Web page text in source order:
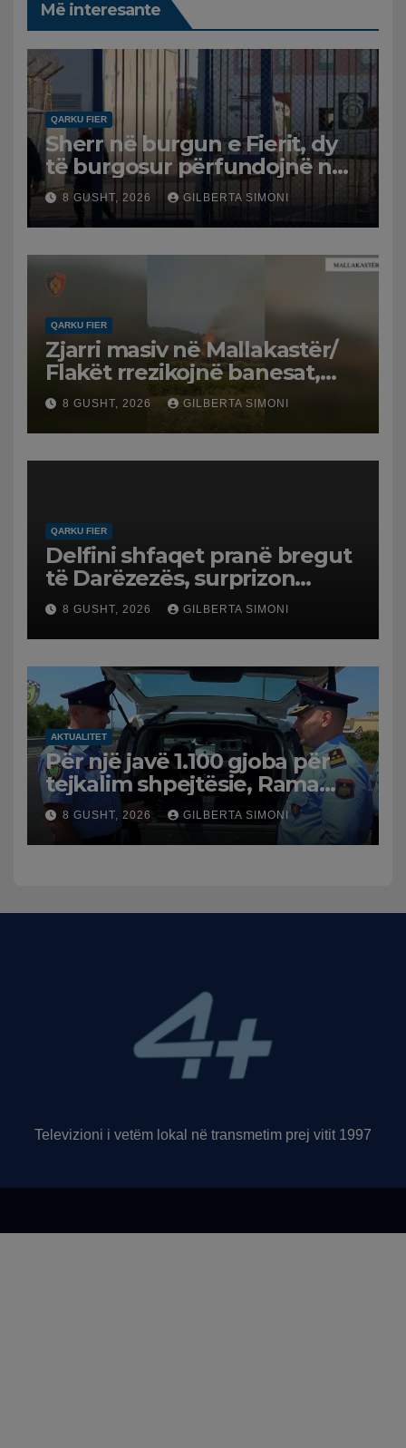
Më interesante
QARKU FIER
Sherr në burgun e Fierit, dy
të burgosur përfundojnë në
spital
8 GUSHT, 2026 GILBERTA SIMONI
QARKU FIER
Zjarri masiv në Mallakastër/
Flakët rrezikojnë banesat,
Policia evakuon disa familje
në Koilac
8 GUSHT, 2026 GILBERTA SIMONI
QARKU FIER
Delfini shfaqet pranë bregut
të Darëzezës, surprizon
pushuesit dhe banorët
8 GUSHT, 2026 GILBERTA SIMONI
AKTUALITET
Për një javë 1.100 gjoba për
tejkalim shpejtësie, Rama
publikon videon: Kamerat e
trafikut së shpejti në
funksion
8 GUSHT, 2026 GILBERTA SIMONI
Televizioni i vetëm lokal në transmetim prej vitit 1997